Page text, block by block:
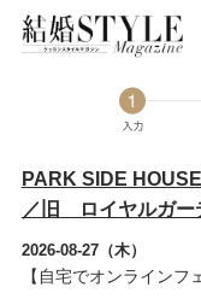
PARK SIDE
／旧 ロイヤルガー
2026-08-27（木）
【自宅でオンライン